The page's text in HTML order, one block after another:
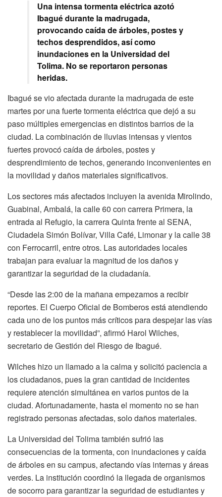
Una intensa tormenta eléctrica azotó
Ibagué durante la madrugada,
provocando caída de árboles, postes y
techos desprendidos, así como
inundaciones en la Universidad del
Tolima. No se reportaron personas
heridas.
Ibagué se vio afectada durante la madrugada de este
martes por una fuerte tormenta eléctrica que dejó a su
paso múltiples emergencias en distintos barrios de la
ciudad. La combinación de lluvias intensas y vientos
fuertes provocó caída de árboles, postes y
desprendimiento de techos, generando inconvenientes en
la movilidad y daños materiales significativos.
Los sectores más afectados incluyen la avenida Mirolindo,
Guabinal, Ambalá, la calle 60 con carrera Primera, la
entrada al Refugio, la carrera Quinta frente al SENA,
Ciudadela Simón Bolívar, Villa Café, Limonar y la calle 38
con Ferrocarril, entre otros. Las autoridades locales
trabajan para evaluar la magnitud de los daños y
garantizar la seguridad de la ciudadanía.
“Desde las 2:00 de la mañana empezamos a recibir
reportes. El Cuerpo Oficial de Bomberos está atendiendo
cada uno de los puntos más críticos para despejar las vías
y restablecer la movilidad”, afirmó Harol Wilches,
secretario de Gestión del Riesgo de Ibagué.
Wilches hizo un llamado a la calma y solicitó paciencia a
los ciudadanos, pues la gran cantidad de incidentes
requiere atención simultánea en varios puntos de la
ciudad. Afortunadamente, hasta el momento no se han
registrado personas afectadas, solo daños materiales.
La Universidad del Tolima también sufrió las
consecuencias de la tormenta, con inundaciones y caída
de árboles en su campus, afectando vías internas y áreas
verdes. La institución coordinó la llegada de organismos
de socorro para garantizar la seguridad de estudiantes y